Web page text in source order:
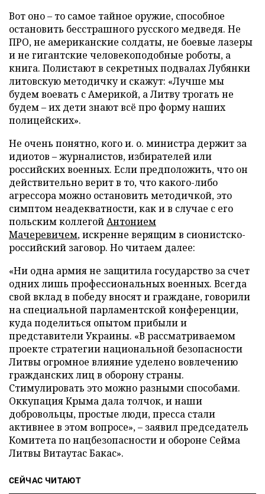
Вот оно – то самое тайное оружие, способное
остановить бесстрашного русского медведя. Не
ПРО, не американские солдаты, не боевые лазеры
и не гигантские человекоподобные роботы, а
книга. Полистают в секретных подвалах Лубянки
литовскую методичку и скажут: «Лучше мы
будем воевать с Америкой, а Литву трогать не
будем – их дети знают всё про форму наших
полицейских».
Не очень понятно, кого и. о. министра держит за
идиотов – журналистов, избирателей или
российских военных. Если предположить, что он
действительно верит в то, что какого-либо
агрессора можно остановить методичкой, это
симптом неадекватности, как и в случае с его
польским коллегойАнтонием
Мачеревичем, искренне верящим в сионистско-
российский заговор. Но читаем далее:
«Ни одна армия не защитила государство за счет
одних лишь профессиональных военных. Всегда
свой вклад в победу вносят и граждане, говорили
на специальной парламентской конференции,
куда поделиться опытом прибыли и
представители Украины. «В рассматриваемом
проекте стратегии национальной безопасности
Литвы огромное влияние уделено вовлечению
гражданских лиц в оборону страны.
Стимулировать это можно разными способами.
Оккупация Крыма дала толчок, и наши
добровольцы, простые люди, пресса стали
активнее в этом вопросе», – заявил председатель
Комитета по нацбезопасности и обороне Сейма
Литвы Витаутас Бакас».
СЕЙЧАС ЧИТАЮТ